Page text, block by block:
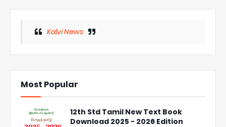
Kalvi News
Most Popular
12th Std Tamil New Text Book
Download 2025 - 2026 Edition